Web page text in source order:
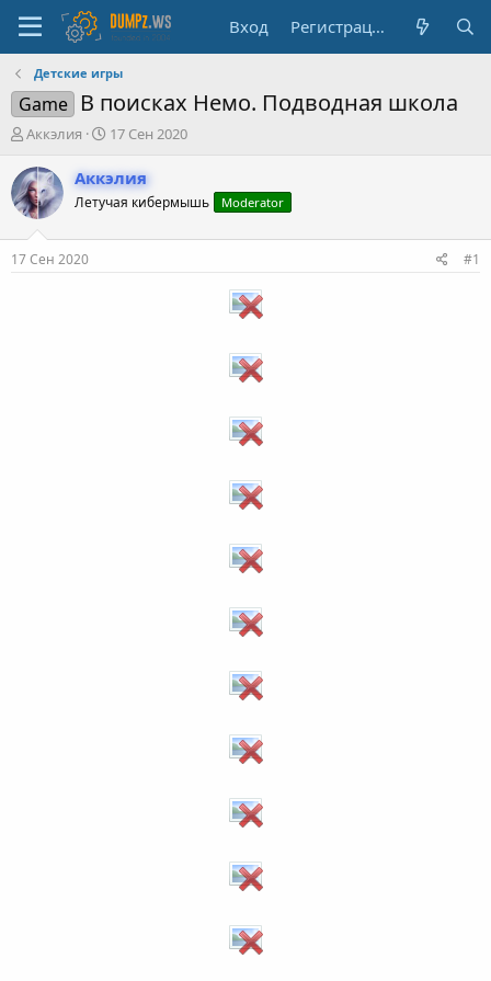
Вход Регистрация
Детские игры
Game В поисках Немо. Подводная школа
А
т
о
р
е
м
Аккэлия
Д
т
а
н
17 Сен 2020
Аккэлия
Летучая кибермышь Moderator
17 Сен 2020 #1